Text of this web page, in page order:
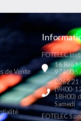
de Vente
FOTELEC
16 Rue
97400
0262 21
(9H00-
18H00)
Samedi
FOTELEC